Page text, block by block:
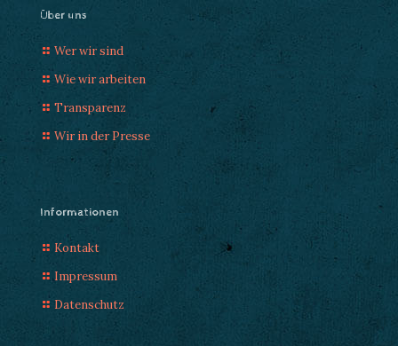
Über uns
Wer wir sind
Wie wir arbeiten
Transparenz
Wir in der Presse
Informationen
Kontakt
Impressum
Datenschutz